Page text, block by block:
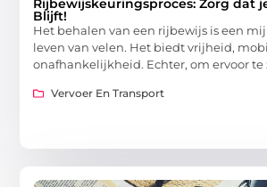
Blijft!
Het behalen van een rijbewijs is een
leven van velen. Het biedt vrijheid,
onafhankelijkheid. Echter, om ervoor te
Vervoer En Transport